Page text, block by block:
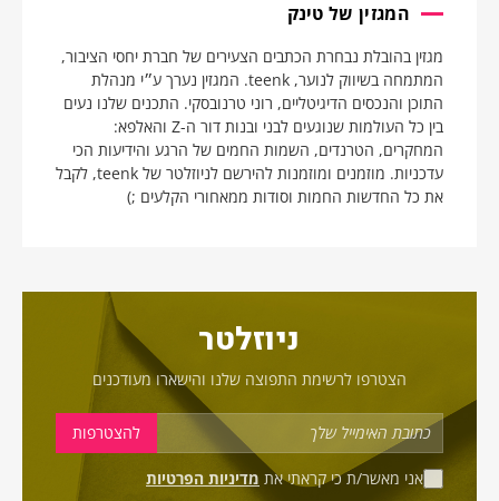
המגזין של טינק
מגזין בהובלת נבחרת הכתבים הצעירים של חברת יחסי הציבור,
המתמחה בשיווק לנוער, teenk. המגזין נערך ע״י מנהלת
התוכן והנכסים הדיגיטליים, רוני טרנובסקי. התכנים שלנו נעים
בין כל העולמות שנוגעים לבני ובנות דור ה-Z והאלפא:
המחקרים, הטרנדים, השמות החמים של הרגע והידיעות הכי
עדכניות. מוזמנים ומוזמנות להירשם לניוזלטר של teenk, לקבל
את כל החדשות החמות וסודות ממאחורי הקלעים ;)
ניוזלטר
הצטרפו לרשימת התפוצה שלנו והישארו מעודכנים
אני מאשר/ת כי קראתי את מדיניות הפרטיות